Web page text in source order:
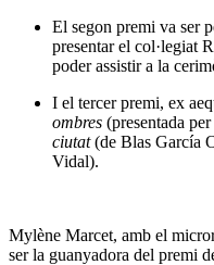
El segon premi va ser
presentar el col·legiat
poder assistir a la
I el tercer premi, ex
ombres (presentada
ciutat(de Blas García
Vidal).
Mylène Marcet, amb el
ser la guanyadora del premi